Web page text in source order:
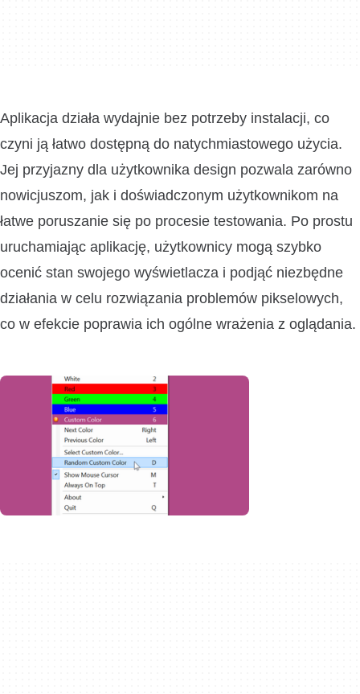
Aplikacja działa wydajnie bez potrzeby instalacji, co
czyni ją łatwo dostępną do natychmiastowego użycia.
Jej przyjazny dla użytkownika design pozwala zarówno
nowicjuszom, jak i doświadczonym użytkownikom na
łatwe poruszanie się po procesie testowania. Po prostu
uruchamiając aplikację, użytkownicy mogą szybko
ocenić stan swojego wyświetlacza i podjąć niezbędne
działania w celu rozwiązania problemów pikselowych,
co w efekcie poprawia ich ogólne wrażenia z oglądania.